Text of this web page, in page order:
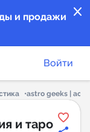
close
и продажи
Войти
astro geeks |
и таро